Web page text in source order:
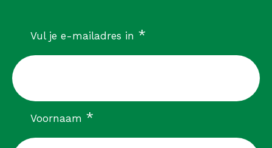
Vul je e-mailadres in *verplicht
Voornaam *verplicht